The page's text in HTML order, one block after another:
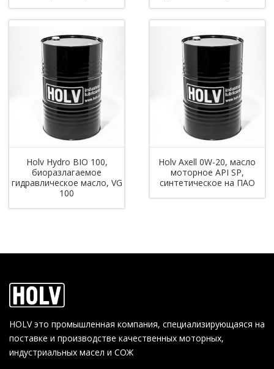
Holv Hydro BIO 100,
биоразлагаемое
гидравлическое масло, VG
100
Holv Axell 0W-20, масло
моторное API SP,
синтетическое на ПАО
HOLV это промышленная компания, специализирующаяся на
поставке и производстве качественных моторных,
индустриальных масел и СОЖ